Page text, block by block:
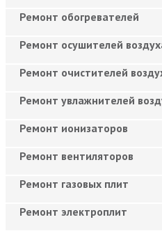
Ремонт обогревателей
Ремонт осушителей
Ремонт очистителей
Ремонт увлажнителей
Ремонт ионизаторов
Ремонт вентиляторов
Ремонт газовых плит
Ремонт электроплит